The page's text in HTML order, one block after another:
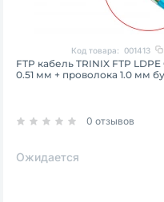
Код товара: 001413
FTP кабель TRINIX FTP
0.51 мм + проволока 1.0 мм
0 отзывов
Ожидается